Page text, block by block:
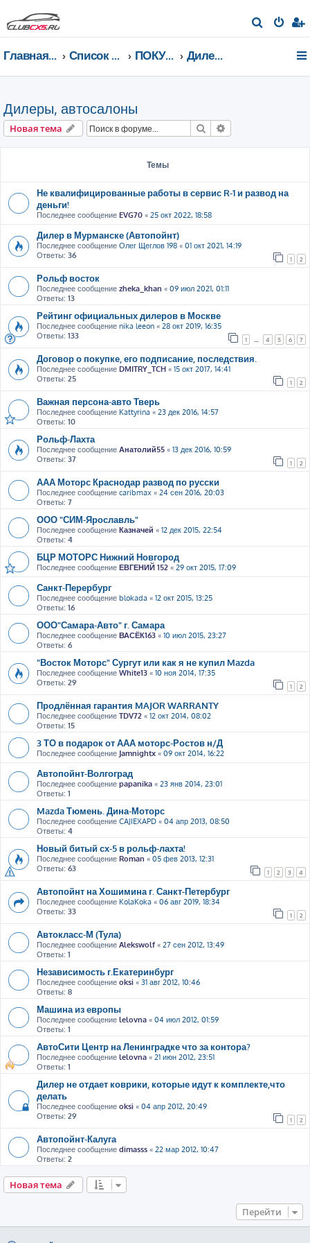
о
Главная страница Список форумов ПОКУПКА MAZDA CX-5 Дилеры, автосалоны
Дилеры, автосалоны
Новая тема Поиск
Темы
Не квалифицированные работы в сервис R-1 и развод на
деньги!
Последнее сообщение EVG70 « 25 окт 2022, 18:58
Дилер в Мурманске (Автопойнт)
Последнее сообщение Олег Щеглов 198 « 01 окт 2021, 14:19
Ответы: 36 1 2
Рольф восток
Последнее сообщение zheka_khan « 09 июл 2021, 01:11
Ответы: 13
Рейтинг официальных дилеров в Москве
Последнее сообщение nika leeon « 28 окт 2019, 16:35
Ответы: 133 1 4 5 6 7
Договор о покупке, его подписание, последствия.
Последнее сообщение DMITRY_TCH « 15 окт 2017, 14:41
Ответы: 25 1 2
Важная персона-авто Тверь
Последнее сообщение Kattyrina « 23 дек 2016, 14:57
Ответы: 10
Рольф-Лахта
Последнее сообщение Анатолий55 « 13 дек 2016, 10:59
Ответы: 37 1 2
ААА Моторс Краснодар развод по русски
Последнее сообщение caribmax « 24 сен 2016, 20:03
Ответы: 7
ООО "СИМ-Ярославль"
Последнее сообщение Казначей « 12 дек 2015, 22:54
Ответы: 4
БЦР МОТОРС Нижний Новгород
Последнее сообщение ЕВГЕНИЙ 152 « 29 окт 2015, 17:09
Санкт-Перербург
Последнее сообщение blokada « 12 окт 2015, 13:25
Ответы: 16
ООО"Самара-Авто" г. Самара
Последнее сообщение ВАСЁК163 « 10 июл 2015, 23:27
Ответы: 6
"Восток Моторс" Сургут или как я не купил Mazda
Последнее сообщение White13 « 10 ноя 2014, 17:35
Ответы: 29 1 2
Продлённая гарантия MAJOR WARRANTY
Последнее сообщение TDV72 « 12 окт 2014, 08:02
Ответы: 15
3 ТО в подарок от ААА моторс-Ростов н/Д
Последнее сообщение Jamnightx « 09 окт 2014, 16:22
Автопойнт-Волгоград
Последнее сообщение papanika « 23 янв 2014, 23:01
Ответы: 1
Mazda Тюмень. Дина-Моторс
Последнее сообщение CAJIEXAPD « 04 апр 2013, 08:50
Ответы: 4
Новый битый сх-5 в рольф-лахта!
Последнее сообщение Roman « 05 фев 2013, 12:31
Ответы: 63 1 2 3 4
Автопойнт на Хошимина г. Санкт-Петербург
Последнее сообщение KolaKoka « 06 авг 2019, 18:34
Ответы: 33 1 2
Автокласс-М (Тула)
Последнее сообщение Alekswolf « 27 сен 2012, 13:49
Ответы: 1
Независимость г.Екатеринбург
Последнее сообщение oksi « 31 авг 2012, 10:46
Ответы: 8
Машина из европы
Последнее сообщение lelovna « 04 июл 2012, 01:59
Ответы: 1
АвтоСити Центр на Ленинградке что за контора?
Последнее сообщение lelovna « 21 июн 2012, 23:51
Ответы: 1
Дилер не отдает коврики, которые идут к комплекте,что
делать
Последнее сообщение oksi « 04 апр 2012, 20:49
Ответы: 29 1 2
Автопойнт-Калуга
Последнее сообщение dimasss « 22 мар 2012, 10:47
Ответы: 2
Новая тема
Перейти